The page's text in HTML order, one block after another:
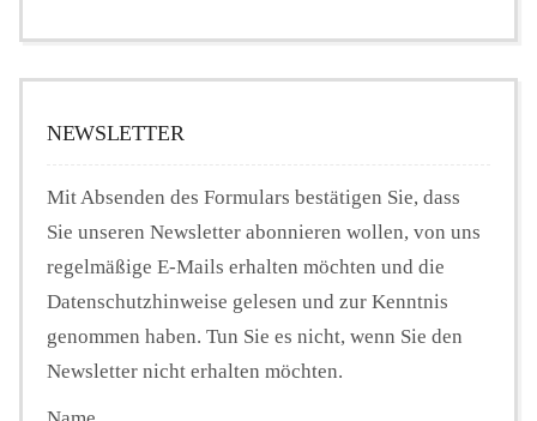
NEWSLETTER
Mit Absenden des Formulars bestätigen Sie, dass
Sie unseren Newsletter abonnieren wollen, von uns
regelmäßige E-Mails erhalten möchten und die
Datenschutzhinweise gelesen und zur Kenntnis
genommen haben. Tun Sie es nicht, wenn Sie den
Newsletter nicht erhalten möchten.